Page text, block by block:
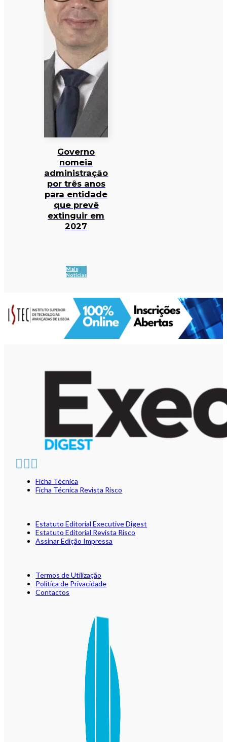
Governo
nomeia
administração
por três anos
para entidade
que prevê
extinguir em
2027
Mais
Notícias
Ficha Técnica
Ficha Técnica Revista Risco
Estatuto Editorial Executive Digest
Estatuto Editorial Revista Risco
Assinar Edição Impressa
Termos de Utilização
Política de Privacidade
Contactos